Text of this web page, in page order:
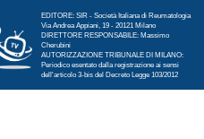
EDITORE: SIR - Società Italiana di Reumatologia
Via Andrea Appiani, 19 - 20121 Milano
DIRETTORE RESPONSABILE: Massimo
Cherubini
AUTORIZZAZIONE TRIBUNALE DI MILANO:
Periodico esentato dalla registrazione ai sensi
dell'articolo 3-bis del Decreto Legge 103/2012